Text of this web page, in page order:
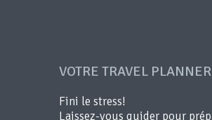
VOTRE TRAVEL PLANNER
Fini le stress!
Laissez-vous guider pour